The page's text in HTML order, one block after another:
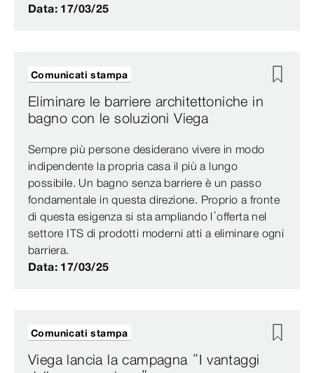
Data: 17/03/25
Eliminare le barriere architettoniche in
bagno con le soluzioni Viega
Sempre più persone desiderano vivere in modo
indipendente la propria casa il più a lungo
possibile. Un bagno senza barriere è un passo
fondamentale in questa direzione. Proprio a fronte
di questa esigenza si sta ampliando l’offerta nel
settore ITS di prodotti moderni atti a eliminare ogni
barriera.
Data: 17/03/25
Comunicati stampa
Viega lancia la campagna “I vantaggi
Comunicati stampa